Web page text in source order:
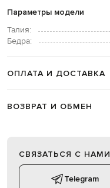
Параметры модели
Талия:
Бедра:
ОПЛАТА И ДОСТАВКА
ВОЗВРАТ И ОБМЕН
СВЯЗАТЬСЯ С НАМИ
Telegram